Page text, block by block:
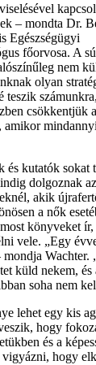
– mondta Dr.
Egészségügyi
főorvosa. A
nem
olyan
csökkentjük
amikor
és kutatók sokat
dolgoznak
akik
a nők
könyveket
vele. „Egy
Wachter.
küld nekem,
soha nem
lehet egy kis
hogy
és a
vigyázni, hogy